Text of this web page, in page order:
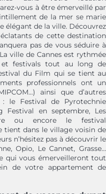
vous à être émerveillé par
de la mer se marie
élégant de la ville. Découvrez
de cette destination
pas de vous séduire à
ville de Cannes est rythmée
et festivals tout au long de
du Film qui se tient au
professionnels ont un
ainsi que d’autres
le Festival de Pyrotechnie
Festival en septembre, Les
ou encore le festival
tient dans le village voisin de
n’hésitez pas à découvrir le
Opio, Le Cannet, Grasse...
qui vous émerveilleront tout
de votre appartement de